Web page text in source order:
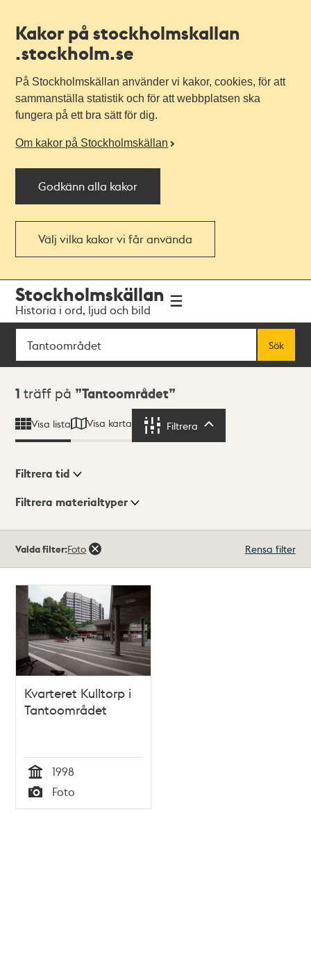
Kakor på stockholmskallan
.stockholm.se
På Stockholmskällan använder vi kakor, cookies, för att
sammanställa statistik och för att webbplatsen ska
fungera på ett bra sätt för dig.
Om kakor på Stockholmskällan
Godkänn alla kakor
Välj vilka kakor vi får använda
navigationen
huvudinnehållet
Stockholmskällan
Historia i ord, ljud och bild
Sök
Sök
Sökresultat
1 träff på Tantoområdet
Visa lista Visa karta Filtrera
Visningsläge
Filtrera tid
Filtrera materialtyper
träffar
Valda filter:Foto Rensa filter
Kvarteret Kulltorp i
Tantoområdet
Tid
1998
Typ
Foto